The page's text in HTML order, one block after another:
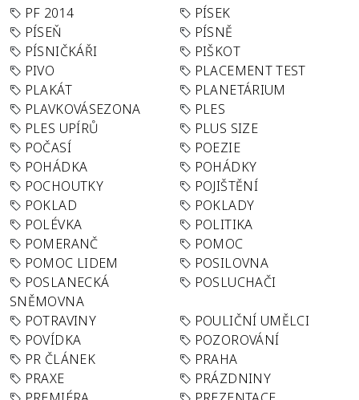
PF 2014
PÍSEK
PÍSEŇ
PÍSNĚ
PÍSNIČKÁŘI
PIŠKOT
PIVO
PLACEMENT TEST
PLAKÁT
PLANETÁRIUM
PLAVKOVÁSEZONA
PLES
PLES UPÍRŮ
PLUS SIZE
POČASÍ
POEZIE
POHÁDKA
POHÁDKY
POCHOUTKY
POJIŠTĚNÍ
POKLAD
POKLADY
POLÉVKA
POLITIKA
POMERANČ
POMOC
POMOC LIDEM
POSILOVNA
POSLANECKÁ
SNĚMOVNA
POSLUCHAČI
POTRAVINY
POULIČNÍ UMĚLCI
POVÍDKA
POZOROVÁNÍ
PR ČLÁNEK
PRAHA
PRAXE
PRÁZDNINY